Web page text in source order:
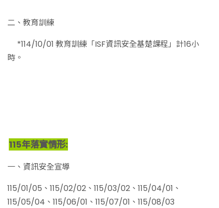
二、教育訓練
*114/10/01 教育訓練「ISF資訊安全基楚課程」計16小
時。
115年落實情形:
一、資訊安全宣導
115/01/05、115/02/02、115/03/02、115/04/01、
115/05/04、115/06/01、115/07/01、115/08/03